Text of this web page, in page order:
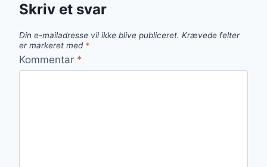
Skriv et svar
Din e-mailadresse vil ikke blive publiceret. Krævede felter
er markeret med *
Kommentar *